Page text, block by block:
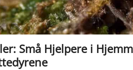
Små Hjelpere i